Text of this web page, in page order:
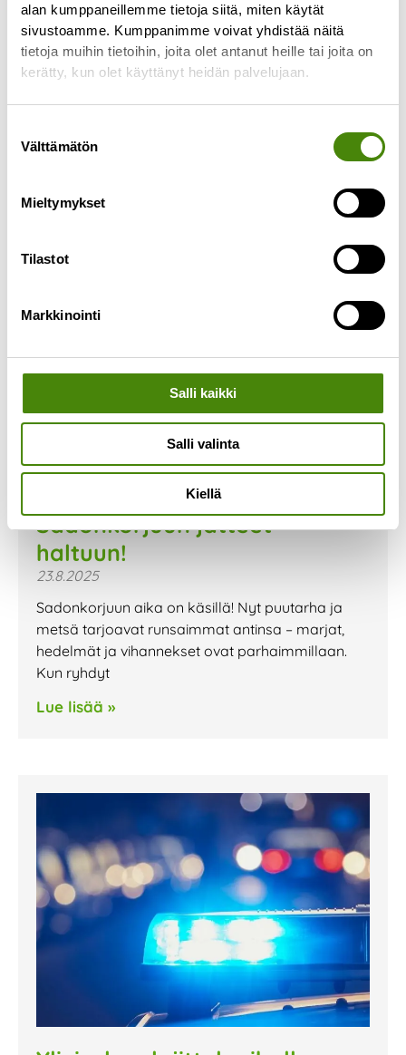
alan kumppaneillemme tietoja siitä, miten käytät
sivustoamme. Kumppanimme voivat yhdistää näitä
tietoja muihin tietoihin, joita olet antanut heille tai joita on
kerätty, kun olet käyttänyt heidän palvelujaan.
valinta
Välttämätön
Mieltymykset
Tilastot
Markkinointi
Salli kaikki
Salli valinta
Kiellä
Kuolinpesän tyhjentäminen
4.9.2025
Kuolinpesän tyhjentäminen ja tavaroiden
perikunta tyhjentää kuolinpesän. Tavaroiden
Sadonkorjuun jätteet
haltuun!
23.8.2025
Sadonkorjuun aika on käsillä! Nyt puutarha ja
metsä tarjoavat runsaimmat antinsa – marjat,
hedelmät ja vihannekset ovat parhaimmillaan.
Kun ryhdyt
Lue lisää »